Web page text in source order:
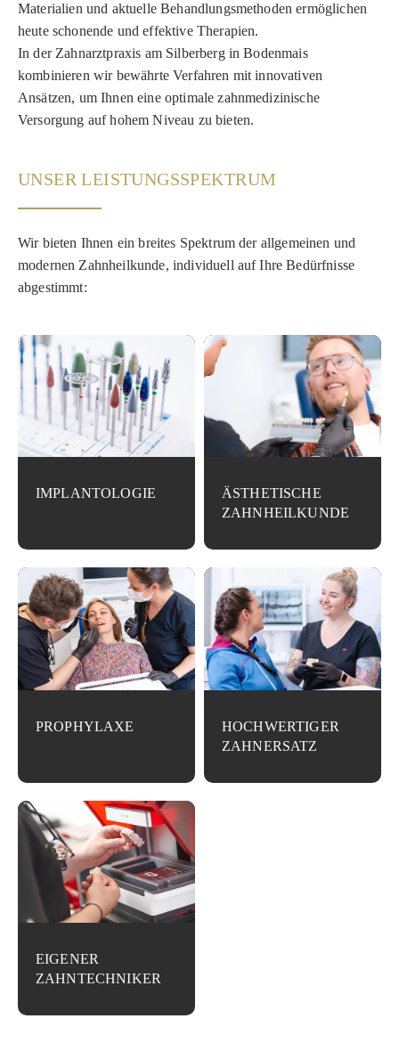
Materialien und aktuelle Behandlungsmethoden ermöglichen
heute schonende und effektive Therapien.
In der Zahnarztpraxis am Silberberg in Bodenmais
kombinieren wir bewährte Verfahren mit innovativen
Ansätzen, um Ihnen eine optimale zahnmedizinische
Versorgung auf hohem Niveau zu bieten.
UNSER LEISTUNGSSPEKTRUM
Wir bieten Ihnen ein breites Spektrum der allgemeinen und
modernen Zahnheilkunde, individuell auf Ihre Bedürfnisse
abgestimmt:
IMPLANTOLOGIE
ÄSTHETISCHE
ZAHNHEILKUNDE
PROPHYLAXE
HOCHWERTIGER
ZAHNERSATZ
EIGENER
ZAHNTECHNIKER